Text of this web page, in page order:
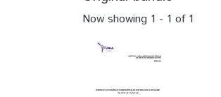
Now showing 1 - 1 of 1